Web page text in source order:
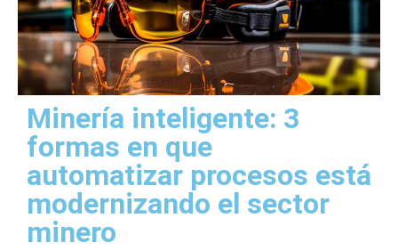
Minería inteligente: 3
formas en que
automatizar procesos está
modernizando el sector
minero